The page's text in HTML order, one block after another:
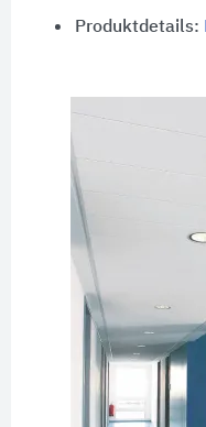
Produktdetails: